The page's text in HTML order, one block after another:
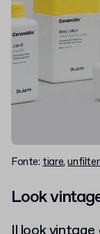
Fonte:tiare,
Look